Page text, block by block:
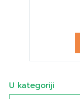
U kategoriji